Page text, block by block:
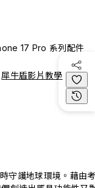
17 Pro 系列配件
犀牛盾影片教學
守護地球環境。藉由